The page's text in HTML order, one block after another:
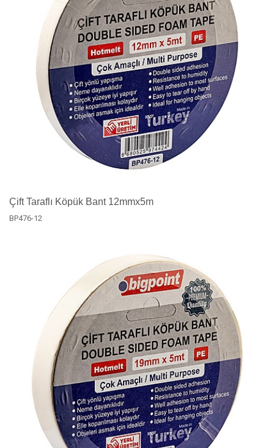
Çift Taraflı Köpük Bant 12mmx5m
BP476-12